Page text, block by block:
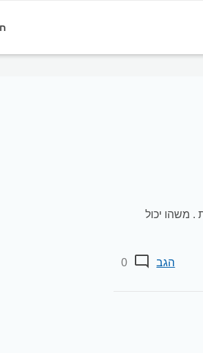
. משהו יכול
הגב 0